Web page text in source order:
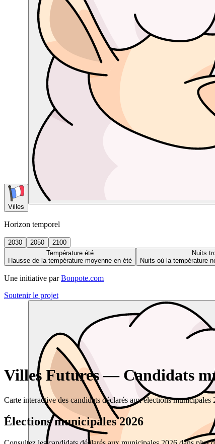
Villes
Horizon temporel
2030 2050
2100
Température été
Hausse de la température moyenne en été
Nuits
Nuits où la température
Une initiative par Bonpote.com
Soutenir le projet
Villes Futures — Candidats
Carte interactive des candidats déclarés aux élections
Élections municipales 2026